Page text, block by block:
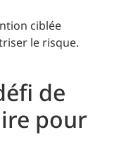
ciblée
le risque.
de
pour